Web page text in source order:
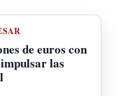
de euros con
las